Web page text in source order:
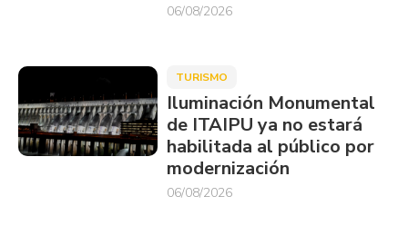
06/08/2026
TURISMO
Iluminación Monumental
de ITAIPU ya no estará
habilitada al público por
modernización
06/08/2026